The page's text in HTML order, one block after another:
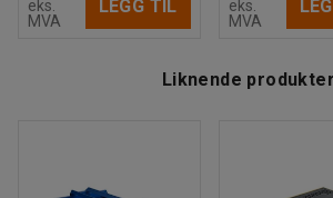
eks.
MVA
LEGG TIL
eks.
MVA
Liknende produkter